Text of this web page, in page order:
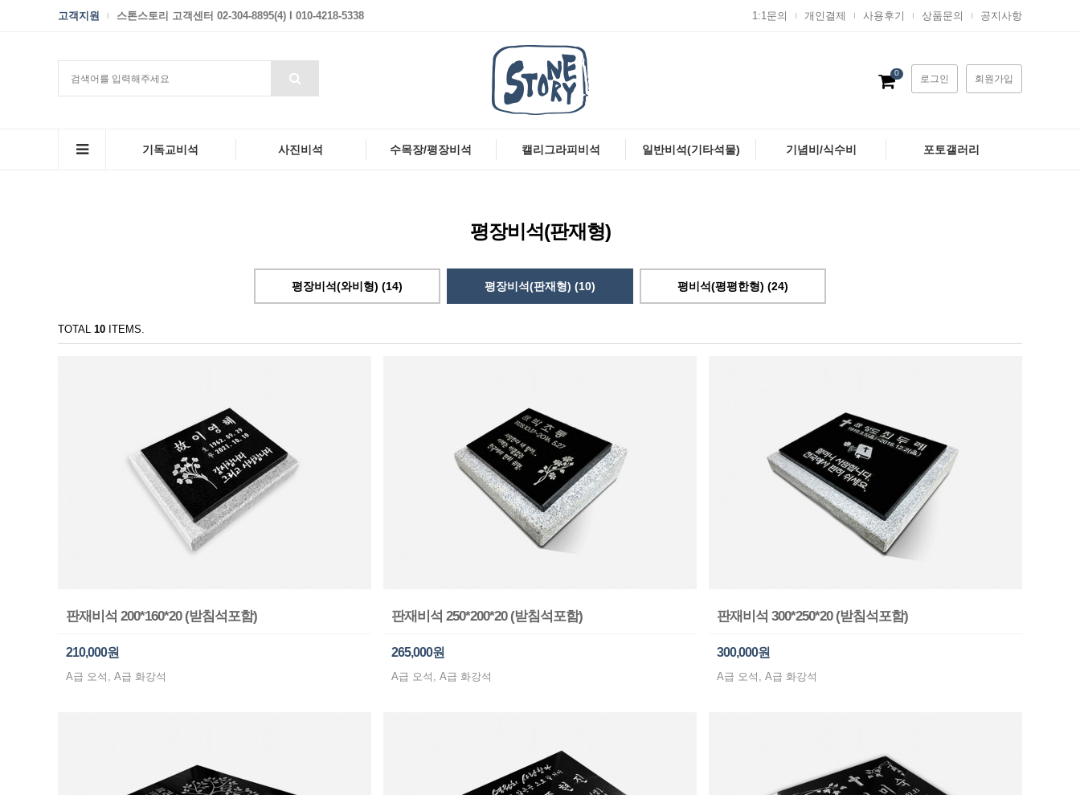
고객지원 스톤스토리 고객센터 02-304-8895(4) I 010-4218-5338 1:1문의 개인결제 사용후기 상품문의 공지사항
0
로그인 회원가입
기독교비석 사진비석 수목장/평장비석 캘리그라피비석 일반비석(기타석물) 기념비/식수비 포토갤러리
평장비석(판재형)
평장비석(와비형) (14) 평장비석(판재형) (10) 평비석(평평한형) (24)
TOTAL 10 ITEMS.
판재비석 200*160*20 (받침석포함)
210,000원
A급 오석, A급 화강석
판재비석 250*200*20 (받침석포함)
265,000원
A급 오석, A급 화강석
판재비석 300*250*20 (받침석포함)
300,000원
A급 오석, A급 화강석